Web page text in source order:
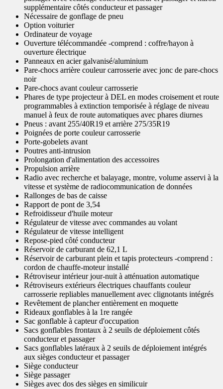
supplémentaire côtés conducteur et passager
Nécessaire de gonflage de pneu
Option voiturier
Ordinateur de voyage
Ouverture télécommandée -comprend : coffre/hayon à
ouverture électrique
Panneaux en acier galvanisé/aluminium
Pare-chocs arrière couleur carrosserie avec jonc de pare-chocs
noir
Pare-chocs avant couleur carrosserie
Phares de type projecteur à DEL en modes croisement et route
programmables à extinction temporisée à réglage de niveau
manuel à feux de route automatiques avec phares diurnes
Pneus : avant 255/40R19 et arrière 275/35R19
Poignées de porte couleur carrosserie
Porte-gobelets avant
Poutres anti-intrusion
Prolongation d'alimentation des accessoires
Propulsion arrière
Radio avec recherche et balayage, montre, volume asservi à la
vitesse et système de radiocommunication de données
Rallonges de bas de caisse
Rapport de pont de 3,54
Refroidisseur d'huile moteur
Régulateur de vitesse avec commandes au volant
Régulateur de vitesse intelligent
Repose-pied côté conducteur
Réservoir de carburant de 62,1 L
Réservoir de carburant plein et tapis protecteurs -comprend :
cordon de chauffe-moteur installé
Rétroviseur intérieur jour-nuit à atténuation automatique
Rétroviseurs extérieurs électriques chauffants couleur
carrosserie repliables manuellement avec clignotants intégrés
Revêtement de plancher entièrement en moquette
Rideaux gonflables à la 1re rangée
Sac gonflable à capteur d'occupation
Sacs gonflables frontaux à 2 seuils de déploiement côtés
conducteur et passager
Sacs gonflables latéraux à 2 seuils de déploiement intégrés
aux sièges conducteur et passager
Siège conducteur
Siège passager
Sièges avec dos des sièges en similicuir